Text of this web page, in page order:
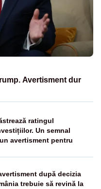
Avertisment dur
ratingul
Un semnal
avertisment pentru
după decizia
trebuie să revină la